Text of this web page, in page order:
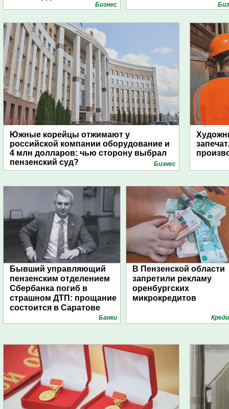
Бизнес
Южные корейцы отжимают у
российской компании оборудование и
4 млн долларов: чью сторону выбрал
пензенский суд?
Бизнес
Бывший управляющий
пензенским отделением
Сбербанка погиб в
страшном ДТП: прощание
состоится в Саратове
Банки
В Пензенской области
запретили рекламу
оренбургских
микрокредитов